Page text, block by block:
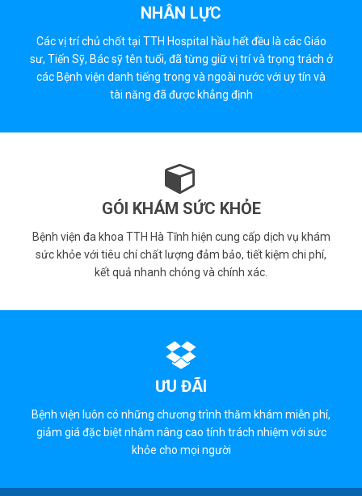
NHÂN LỰC
Các vị trí chủ chốt tại TTH Hospital hầu hết đều là các Giáo
sư, Tiến Sỹ, Bác sỹ tên tuổi, đã từng giữ vị trí và trọng trách ở
các Bệnh viện danh tiếng trong và ngoài nước với uy tín và
tài năng đã được khẳng định
GÓI KHÁM SỨC KHỎE
Bệnh viện đa khoa TTH Hà Tĩnh hiện cung cấp dịch vụ khám
sức khỏe với tiêu chí chất lượng đảm bảo, tiết kiệm chi phí,
kết quả nhanh chóng và chính xác.
ƯU ĐÃI
Bệnh viện luôn có những chương trình thăm khám miễn phí,
giảm giá đặc biệt nhằm nâng cao tính trách nhiệm với sức
khỏe cho mọi người